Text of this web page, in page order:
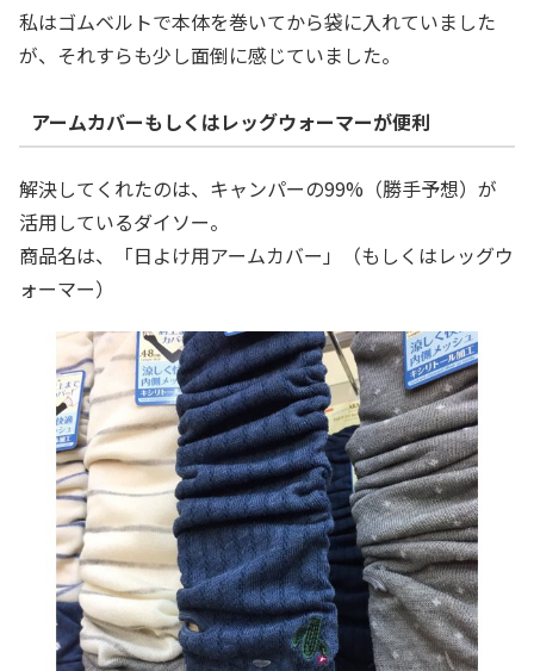
私はゴムベルトで本体を巻いてから袋に入れていました
が、それすらも少し面倒に感じていました。
アームカバーもしくはレッグウォーマーが便利
解決してくれたのは、キャンパーの99%（勝手予想）が
活用しているダイソー。
商品名は、「日よけ用アームカバー」（もしくはレッグウ
ォーマー）